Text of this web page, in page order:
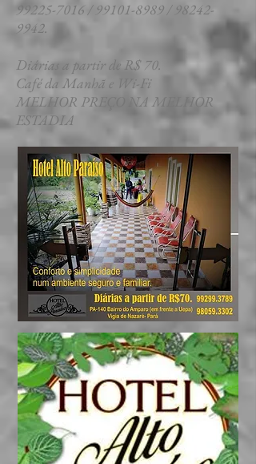
99225-7016 / 99101-8989 / 98242-
9942.
Diárias a partir de R$ 70.
Café da Manhã e Wi-Fi
MELHOR PREÇO NA MELHOR
ESTADIA